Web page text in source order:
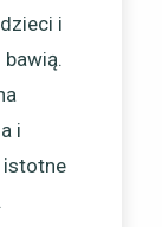
i
i
istotne